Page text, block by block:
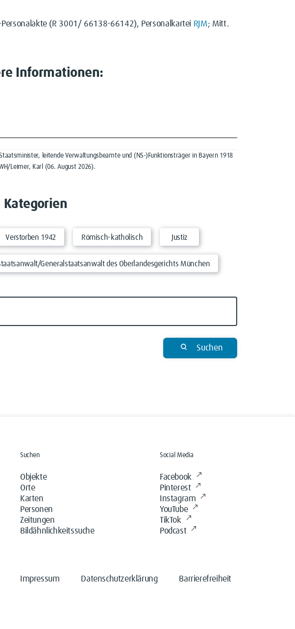
Personalakte (R 3001/ 66138-66142), Personalkartei RJM; Mitt.
Informationen:
leitende Verwaltungsbeamte und (NS-)Funktionsträger in Bayern 1918
Leimer, Karl (06. August 2026).
Kategorien
Verstorben 1942 Römisch-katholisch Justiz
Generalstaatsanwalt des Oberlandesgerichts München
Suchen
Suchen
Objekte
Orte
Karten
Personen
Zeitungen
Bildähnlichkeitssuche
Social Media
Facebook
Pinterest
Instagram
YouTube
TikTok
Podcast
Impressum Datenschutzerklärung Barrierefreiheit